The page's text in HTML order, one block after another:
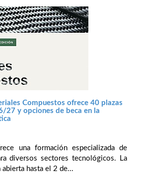
Compuestos ofrece 40 plazas
27 y opciones de beca en la
una formación especializada de
diversos sectores tecnológicos. La
hasta el 2 de...